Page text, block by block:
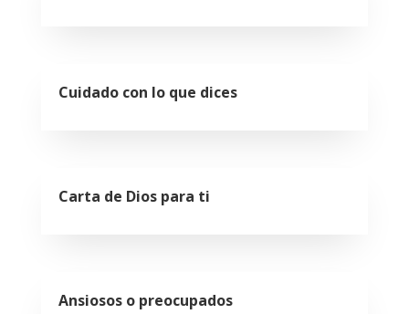
Cuidado con lo que dices
Carta de Dios para ti
Ansiosos o preocupados